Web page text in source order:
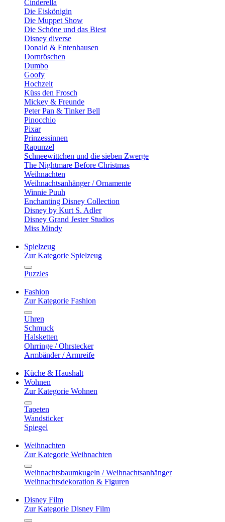
Cinderella
Die Eiskönigin
Die Muppet Show
Die Schöne und das Biest
Disney diverse
Donald & Entenhausen
Dornröschen
Dumbo
Goofy
Hochzeit
Küss den Frosch
Mickey & Freunde
Peter Pan & Tinker Bell
Pinocchio
Pixar
Prinzessinnen
Rapunzel
Schneewittchen und die sieben Zwerge
The Nightmare Before Christmas
Weihnachten
Weihnachtsanhänger / Ornamente
Winnie Puuh
Enchanting Disney Collection
Disney by Kurt S. Adler
Disney Grand Jester Studios
Miss Mindy
Spielzeug
Zur Kategorie Spielzeug
Puzzles
Fashion
Zur Kategorie Fashion
Uhren
Schmuck
Halsketten
Ohrringe / Ohrstecker
Armbänder / Armreife
Küche & Haushalt
Wohnen
Zur Kategorie Wohnen
Tapeten
Wandsticker
Spiegel
Weihnachten
Zur Kategorie Weihnachten
Weihnachtsbaumkugeln / Weihnachtsanhänger
Weihnachtsdekoration & Figuren
Disney Film
Zur Kategorie Disney Film